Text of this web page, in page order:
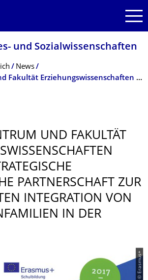
und Sozialwissenschaf­ten
News
Medienzentrum und Fakultät Erziehungswissenschaften starten strategische europäische Partnerschaft zur verbesserten Integration von Migrantenfamilien in der Bildung
UND FAKULTÄT
PARTNERSCHAFT ZUR
INTEGRATION VON
IN DER
© Erasmus+